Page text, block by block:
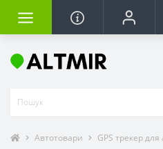
Автотовари GPS трекер для